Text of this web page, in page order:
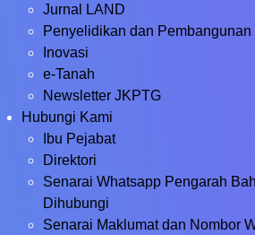
Jurnal LAND
Penyelidikan dan Pembangunan
Inovasi
e-Tanah
Newsletter JKPTG
Hubungi Kami
Ibu Pejabat
Direktori
Senarai Whatsapp Pengarah
Dihubungi
Senarai Maklumat dan Nombor